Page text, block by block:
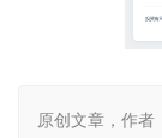
原创文章，作者